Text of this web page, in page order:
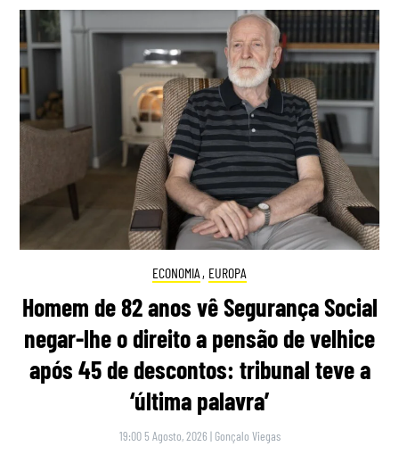
ECONOMIA , EUROPA
Homem de 82 anos vê Segurança Social
negar-lhe o direito a pensão de velhice
após 45 de descontos: tribunal teve a
‘última palavra’
19:00 5 Agosto, 2026 | Gonçalo Viegas